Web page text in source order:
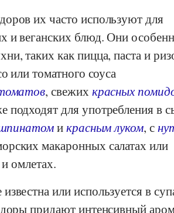
их часто используют для
и веганских блюд. Они
таких как пицца, паста и
или томатного соуса
, свежихкрасных
подходят для употребления в
икрасным луком, с
макаронных салатах или
омлетах.
или используется в
придают интенсивный